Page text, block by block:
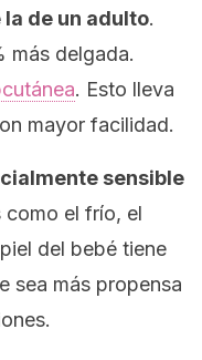
de un adulto.
más delgada.
. Esto lleva
mayor facilidad.
sensible
como el frío, el
del bebé tiene
sea más propensa